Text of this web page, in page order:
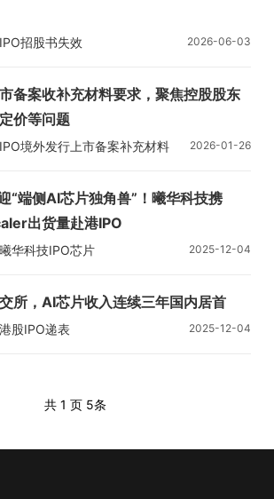
IPO招股书失效 2026-06-03
备案收补充材料要求，聚焦控股股东
价等问题
IPO境外发行上市备案补充材料 2026-01-26
“端侧AI芯片独角兽”！曦华科技携
出货量赴港IPO
曦华科技IPO芯片 2025-12-04
所，AI芯片收入连续三年国内居首
港股IPO递表 2025-12-04
共 1 页 5条